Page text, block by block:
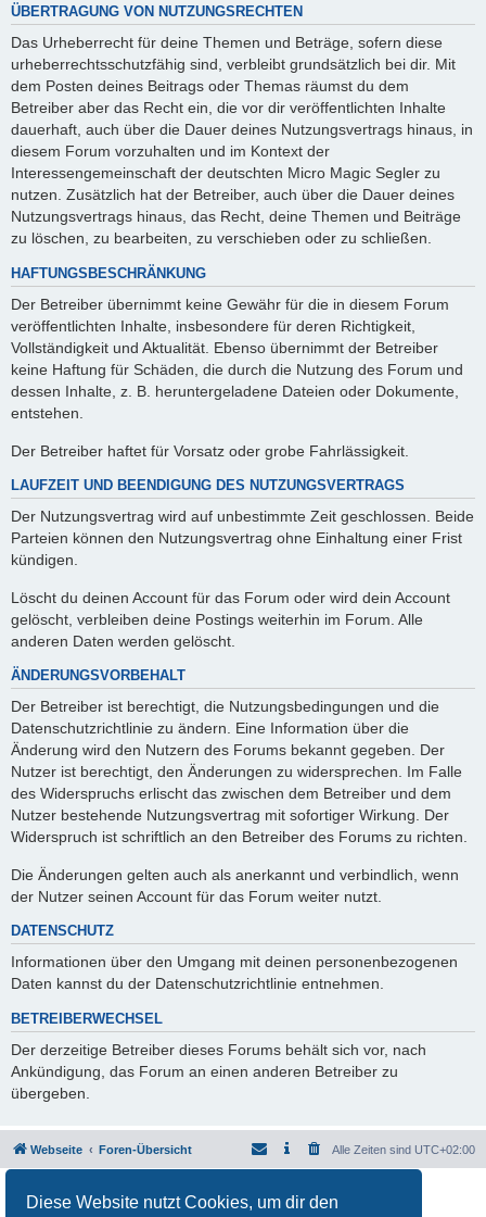
Diese Website nutzt Cookies, um dir den
ÜBERTRAGUNG VON NUTZUNGSRECHTEN
Das Urheberrecht für deine Themen und Beträge, sofern diese
urheberrechtsschutzfähig sind, verbleibt grundsätzlich bei dir. Mit
dem Posten deines Beitrags oder Themas räumst du dem
Betreiber aber das Recht ein, die vor dir veröffentlichten Inhalte
dauerhaft, auch über die Dauer deines Nutzungsvertrags hinaus, in
diesem Forum vorzuhalten und im Kontext der
Interessengemeinschaft der deutschten Micro Magic Segler zu
nutzen. Zusätzlich hat der Betreiber, auch über die Dauer deines
Nutzungsvertrags hinaus, das Recht, deine Themen und Beiträge
zu löschen, zu bearbeiten, zu verschieben oder zu schließen.
HAFTUNGSBESCHRÄNKUNG
Der Betreiber übernimmt keine Gewähr für die in diesem Forum
veröffentlichten Inhalte, insbesondere für deren Richtigkeit,
Vollständigkeit und Aktualität. Ebenso übernimmt der Betreiber
keine Haftung für Schäden, die durch die Nutzung des Forum und
dessen Inhalte, z. B. heruntergeladene Dateien oder Dokumente,
entstehen.
Der Betreiber haftet für Vorsatz oder grobe Fahrlässigkeit.
LAUFZEIT UND BEENDIGUNG DES NUTZUNGSVERTRAGS
Der Nutzungsvertrag wird auf unbestimmte Zeit geschlossen. Beide
Parteien können den Nutzungsvertrag ohne Einhaltung einer Frist
kündigen.
Löscht du deinen Account für das Forum oder wird dein Account
gelöscht, verbleiben deine Postings weiterhin im Forum. Alle
anderen Daten werden gelöscht.
ÄNDERUNGSVORBEHALT
Der Betreiber ist berechtigt, die Nutzungsbedingungen und die
Datenschutzrichtlinie zu ändern. Eine Information über die
Änderung wird den Nutzern des Forums bekannt gegeben. Der
Nutzer ist berechtigt, den Änderungen zu widersprechen. Im Falle
des Widerspruchs erlischt das zwischen dem Betreiber und dem
Nutzer bestehende Nutzungsvertrag mit sofortiger Wirkung. Der
Widerspruch ist schriftlich an den Betreiber des Forums zu richten.
Die Änderungen gelten auch als anerkannt und verbindlich, wenn
der Nutzer seinen Account für das Forum weiter nutzt.
DATENSCHUTZ
Informationen über den Umgang mit deinen personenbezogenen
Daten kannst du der Datenschutzrichtlinie entnehmen.
BETREIBERWECHSEL
Der derzeitige Betreiber dieses Forums behält sich vor, nach
Ankündigung, das Forum an einen anderen Betreiber zu
übergeben.
Webseite Foren-Übersicht Alle Zeiten sind UTC+02:00
Deutsche Übersetzung durchphpBB.de